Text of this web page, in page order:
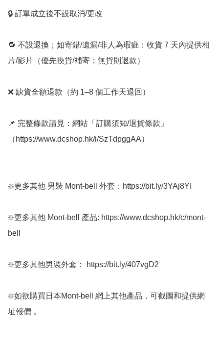
🔒 訂單成立後不設取消/更改
🔁 不設退換；如寄錯/遺漏/非人為瑕疵：收貨 7 天內提供相
片/影片（優先換貨/補寄；無貨則退款）
❌ 缺貨全額退款（約 1–8 個工作天退回）
📌 完整條款請見：網站「訂購須知/退貨條款」
（https://www.dcshop.hk/i/SzTdpggAA）
❇️更多其他 男裝 Mont-bell 外套：https://bit.ly/3YAj8YI
❇️更多其他 Mont-bell 產品: https://www.dcshop.hk/c/mont-
bell
❇️更多其他男裝外套： https://bit.ly/407vgD2
❇️如欲購買日本Mont-bell 網上其他產品，可截圖和提供網
址報價 。